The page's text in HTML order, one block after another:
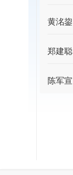
黄洺鋆
郑建聪
陈军宣